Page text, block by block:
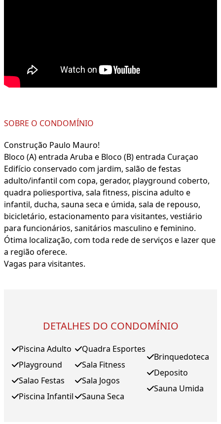
SOBRE O CONDOMÍNIO
Construção Paulo Mauro!
Bloco (A) entrada Aruba e Bloco (B) entrada Curaçao
Edifício conservado com jardim, salão de festas
adulto/infantil com copa, gerador, playground coberto,
quadra poliesportiva, sala fitness, piscina adulto e
infantil, ducha, sauna seca e úmida, sala de repouso,
bicicletário, estacionamento para visitantes, vestiário
para funcionários, sanitários masculino e feminino.
Ótima localização, com toda rede de serviços e lazer que
a região oferece.
Vagas para visitantes.
DETALHES DO CONDOMÍNIO
Piscina Adulto
Playground
Salao Festas
Piscina Infantil
Quadra Esportes
Sala Fitness
Sala Jogos
Sauna Seca
Brinquedoteca
Deposito
Sauna Umida